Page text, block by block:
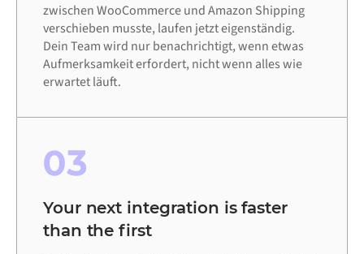
zwischen WooCommerce und Amazon Shipping
verschieben musste, laufen jetzt eigenständig.
Dein Team wird nur benachrichtigt, wenn etwas
Aufmerksamkeit erfordert, nicht wenn alles wie
erwartet läuft.
03
Your next integration is faster
than the first